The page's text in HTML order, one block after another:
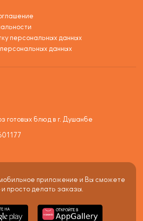
персональных данных
данных
готовых блюд в г. Душанбе
приложение и Вы сможете
и просто делать заказы.